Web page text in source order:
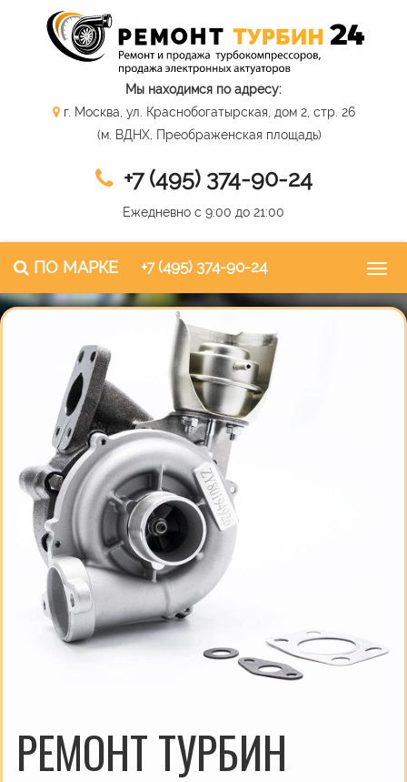
Мы находимся по адресу:
г. Москва, ул. Краснобогатырская, дом 2, стр. 26
(м. ВДНХ, Преображенская площадь)
+7 (495) 374-90-24
Ежедневно с 9:00 до 21:00
ПО МАРКЕ +7 (495) 374-90-24
РЕМОНТ ТУРБИН